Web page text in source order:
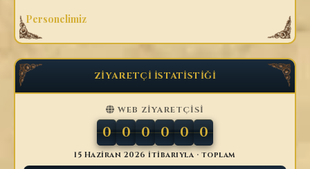
Personelimiz
ZİYARETÇİ İSTATİSTİĞİ
WEB ZİYARETÇİSİ
0 0 0 0 0 0
15 Haziran 2026 itibarıyla · toplam